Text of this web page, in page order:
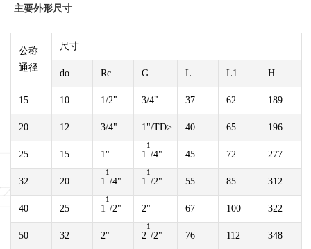
主要外形尺寸
公称
通径
尺寸
do Rc G L L1 H
15 10 1/2" 3/4" 37 62 189
20 12 3/4" 1"/TD> 40 65 196
25 15 1" 1
1
/4" 45 72 277
32 20 1
1
/4" 1
1
/2" 55 85 312
40 25 1
1
/2" 2" 67 100 322
50 32 2" 2
1
/2" 76 112 348